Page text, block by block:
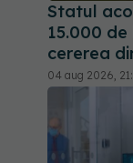
Statul
15.000
cererea
04 aug 2026,